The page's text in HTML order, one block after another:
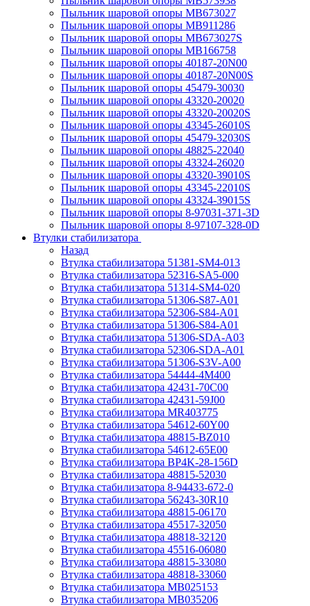
Пыльник шаровой опоры MB673027
Пыльник шаровой опоры MB911286
Пыльник шаровой опоры MB673027S
Пыльник шаровой опоры MB166758
Пыльник шаровой опоры 40187-20N00
Пыльник шаровой опоры 40187-20N00S
Пыльник шаровой опоры 45479-30030
Пыльник шаровой опоры 43320-20020
Пыльник шаровой опоры 43320-20020S
Пыльник шаровой опоры 43345-26010S
Пыльник шаровой опоры 45479-32030S
Пыльник шаровой опоры 48825-22040
Пыльник шаровой опоры 43324-26020
Пыльник шаровой опоры 43320-39010S
Пыльник шаровой опоры 43345-22010S
Пыльник шаровой опоры 43324-39015S
Пыльник шаровой опоры 8-97031-371-3D
Пыльник шаровой опоры 8-97107-328-0D
Втулки стабилизатора
Назад
Втулка стабилизатора 51381-SM4-013
Втулка стабилизатора 52316-SA5-000
Втулка стабилизатора 51314-SM4-020
Втулка стабилизатора 51306-S87-A01
Втулка стабилизатора 52306-S84-A01
Втулка стабилизатора 51306-S84-A01
Втулка стабилизатора 51306-SDA-A03
Втулка стабилизатора 52306-SDA-A01
Втулка стабилизатора 51306-S3V-A00
Втулка стабилизатора 54444-4M400
Втулка стабилизатора 42431-70С00
Втулка стабилизатора 42431-59J00
Втулка стабилизатора MR403775
Втулка стабилизатора 54612-60Y00
Втулка стабилизатора 48815-BZ010
Втулка стабилизатора 54612-65Е00
Втулка стабилизатора BP4K-28-156D
Втулка стабилизатора 48815-52030
Втулка стабилизатора 8-94433-672-0
Втулка стабилизатора 56243-30R10
Втулка стабилизатора 48815-06170
Втулка стабилизатора 45517-32050
Втулка стабилизатора 48818-32120
Втулка стабилизатора 45516-06080
Втулка стабилизатора 48815-33080
Втулка стабилизатора 48818-33060
Втулка стабилизатора MB025153
Втулка стабилизатора MB035206